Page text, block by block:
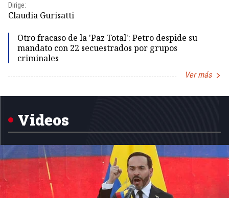
Dirige:
Claudia Gurisatti
Otro fracaso de la 'Paz Total': Petro despide su
mandato con 22 secuestrados por grupos
criminales
Ver más
Videos